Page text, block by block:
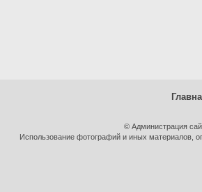
© Администрация
Использование фотографий и иных материалов,